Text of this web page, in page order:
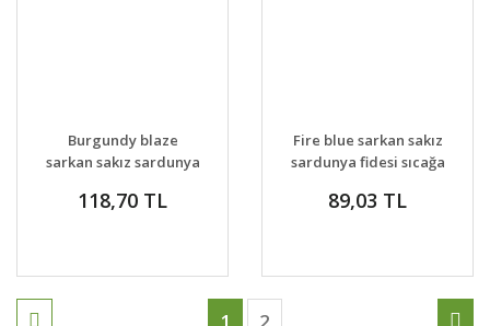
DETAYLAR
VER
Burgundy blaze
sarkan sakız sardunya
118,70 TL
DETAYLAR
VER
Fire blue sarkan sakız
sardunya fidesi sıcağa
89,03 TL
1 2